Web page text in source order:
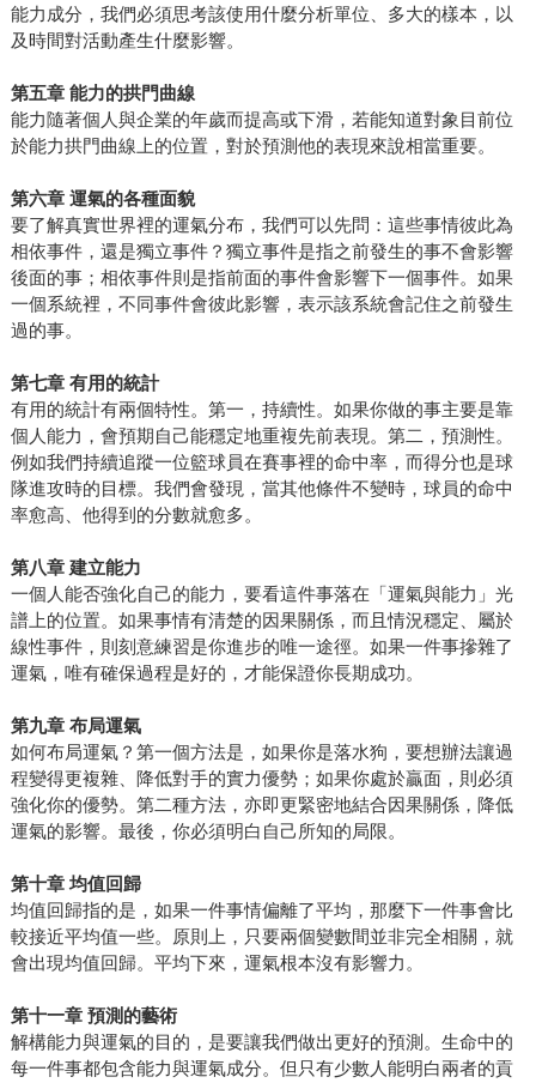
能力成分，我們必須思考該使用什麼分析單位、多大的樣本，以
及時間對活動產生什麼影響。
第五章 能力的拱門曲線
能力隨著個人與企業的年歲而提高或下滑，若能知道對象目前位
於能力拱門曲線上的位置，對於預測他的表現來說相當重要。
第六章 運氣的各種面貌
要了解真實世界裡的運氣分布，我們可以先問：這些事情彼此為
相依事件，還是獨立事件？獨立事件是指之前發生的事不會影響
後面的事；相依事件則是指前面的事件會影響下一個事件。如果
一個系統裡，不同事件會彼此影響，表示該系統會記住之前發生
過的事。
第七章 有用的統計
有用的統計有兩個特性。第一，持續性。如果你做的事主要是靠
個人能力，會預期自己能穩定地重複先前表現。第二，預測性。
例如我們持續追蹤一位籃球員在賽事裡的命中率，而得分也是球
隊進攻時的目標。我們會發現，當其他條件不變時，球員的命中
率愈高、他得到的分數就愈多。
第八章 建立能力
一個人能否強化自己的能力，要看這件事落在「運氣與能力」光
譜上的位置。如果事情有清楚的因果關係，而且情況穩定、屬於
線性事件，則刻意練習是你進步的唯一途徑。如果一件事摻雜了
運氣，唯有確保過程是好的，才能保證你長期成功。
第九章 布局運氣
如何布局運氣？第一個方法是，如果你是落水狗，要想辦法讓過
程變得更複雜、降低對手的實力優勢；如果你處於贏面，則必須
強化你的優勢。第二種方法，亦即更緊密地結合因果關係，降低
運氣的影響。最後，你必須明白自己所知的局限。
第十章 均值回歸
均值回歸指的是，如果一件事情偏離了平均，那麼下一件事會比
較接近平均值一些。原則上，只要兩個變數間並非完全相關，就
會出現均值回歸。平均下來，運氣根本沒有影響力。
第十一章 預測的藝術
解構能力與運氣的目的，是要讓我們做出更好的預測。生命中的
每一件事都包含能力與運氣成分。但只有少數人能明白兩者的貢